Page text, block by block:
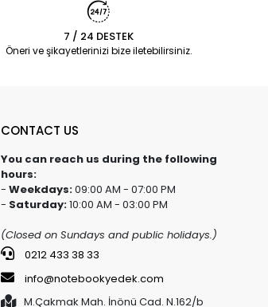
7 / 24 DESTEK
Öneri ve şikayetlerinizi bize iletebilirsiniz.
CONTACT US
You can reach us during the following
hours:
- Weekdays:09:00 AM - 07:00 PM
- Saturday:10:00 AM - 03:00 PM
(Closed on Sundays and public holidays.)
0212 433 38 33
info@notebookyedek.com
M.Çakmak Mah. İnönü Cad. N.162/b